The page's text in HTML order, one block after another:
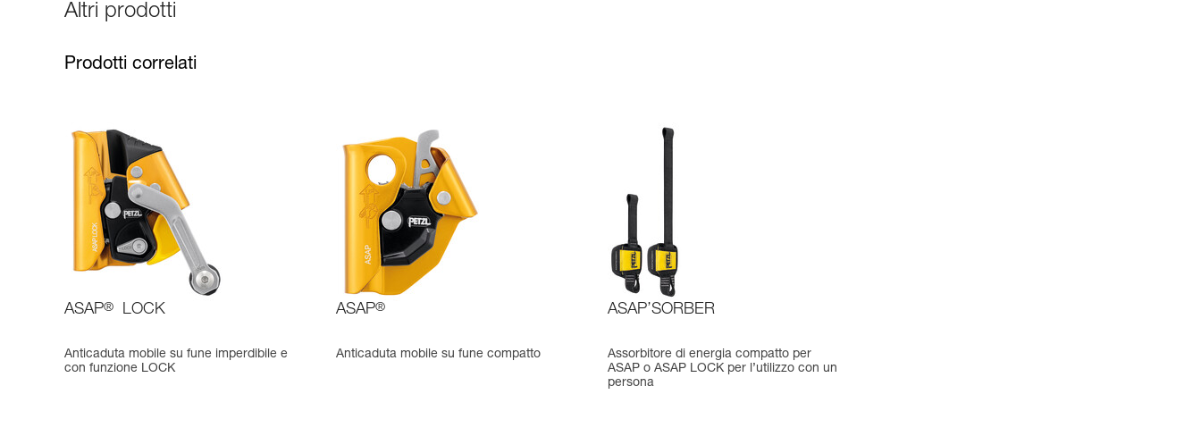
Altri prodotti
Prodotti correlati
ASAP® LOCK
Anticaduta mobile su fune imperdibile e
con funzione LOCK
ASAP®
Anticaduta mobile su fune compatto
ASAP’SORBER
Assorbitore di energia compatto per
ASAP o ASAP LOCK per l’utilizzo con un
persona